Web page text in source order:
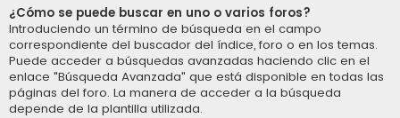
¿Cómo se puede buscar en uno o varios foros?
Introduciendo un término de búsqueda en el campo
correspondiente del buscador del índice, foro o en los temas.
Puede acceder a búsquedas avanzadas haciendo clic en el
enlace "Búsqueda Avanzada" que está disponible en todas las
páginas del foro. La manera de acceder a la búsqueda
depende de la plantilla utilizada.